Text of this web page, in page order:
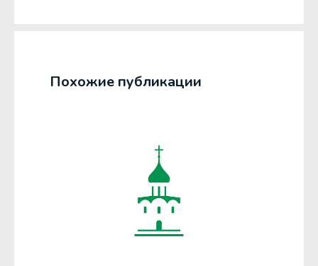
Похожие публикации